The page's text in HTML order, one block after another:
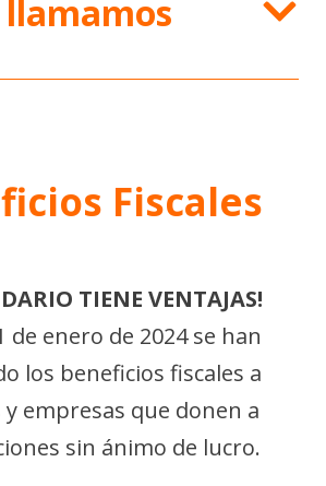
llamamos
Fiscales
TIENE VENTAJAS!
de enero de 2024 se han
los beneficios fiscales a
empresas que donen a
sin ánimo de lucro.